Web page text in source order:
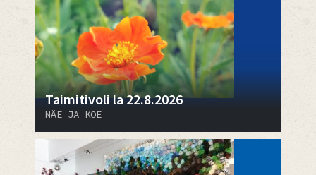
Taimitivoli la 22.8.2026
NÄE JA KOE